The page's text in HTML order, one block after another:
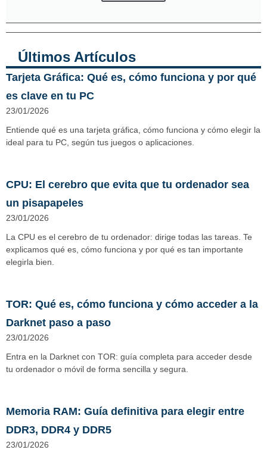
Últimos Artículos
Tarjeta Gráfica: Qué es, cómo funciona y por qué
es clave en tu PC
23/01/2026
Entiende qué es una tarjeta gráfica, cómo funciona y cómo elegir la
ideal para tu PC, según tus juegos o aplicaciones.
CPU: El cerebro que evita que tu ordenador sea
un pisapapeles
23/01/2026
La CPU es el cerebro de tu ordenador: dirige todas las tareas. Te
explicamos qué es, cómo funciona y por qué es tan importante
elegirla bien.
TOR: Qué es, cómo funciona y cómo acceder a la
Darknet paso a paso
23/01/2026
Entra en la Darknet con TOR: guía completa para acceder desde
tu ordenador o móvil de forma sencilla y segura.
Memoria RAM: Guía definitiva para elegir entre
DDR3, DDR4 y DDR5
23/01/2026